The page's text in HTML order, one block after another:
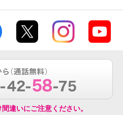
違いにご注意ください。